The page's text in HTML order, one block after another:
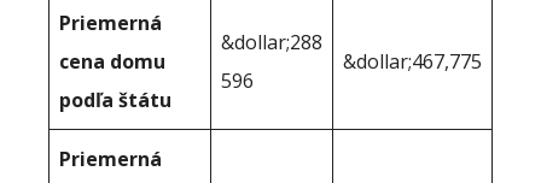
Priemerná
cena domu
podľa štátu
&dollar;288
596
&dollar;467,775
Priemerná